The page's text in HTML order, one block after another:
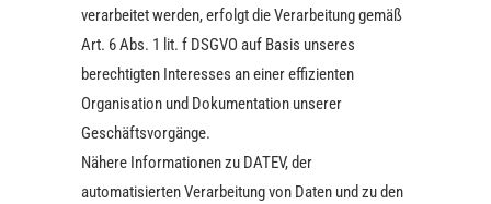
verarbeitet werden, erfolgt die Verarbeitung gemäß
Art. 6 Abs. 1 lit. f DSGVO auf Basis unseres
berechtigten Interesses an einer effizienten
Organisation und Dokumentation unserer
Geschäftsvorgänge.
Nähere Informationen zu DATEV, der
automatisierten Verarbeitung von Daten und zu den